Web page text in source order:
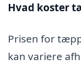
Hvad koster
Prisen for
kan variere